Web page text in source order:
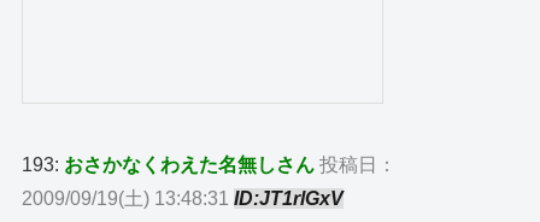
193: おさかなくわえた名無しさん 投稿日：
2009/09/19(土) 13:48:31ID:JT1rlGxV